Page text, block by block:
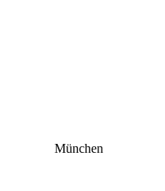
München